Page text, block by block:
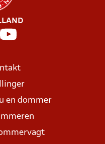
en dommer